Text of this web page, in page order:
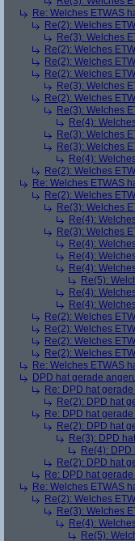
Re: Welches ETWAS
Re(2): Welches
Re(3): Welches
Re(2): Welches
Re(2): Welches
Re(2): Welches
Re(3): Welches
Re(2): Welches
Re(3): Welches
Re(4):
Re(3): Welches
Re(3): Welches
Re(4):
Re(2): Welches
Re: Welches ETWAS
Re(2): Welches
Re(3): Welches
Re(4):
Re(3): Welches
Re(4):
Re(4):
Re(4):
Re(5):
Re(4):
Re(4):
Re(2): Welches
Re(2): Welches
Re(2): Welches
Re(2): Welches
Re: Welches ETWAS
DPD hat gerade
Re: DPD hat
Re(2): DPD hat
Re: DPD hat
Re(2): DPD hat
Re(3): DPD
Re(4):
Re(2): DPD hat
Re: DPD hat
Re: Welches ETWAS
Re(2): Welches
Re(3): Welches
Re(4):
Re(5):